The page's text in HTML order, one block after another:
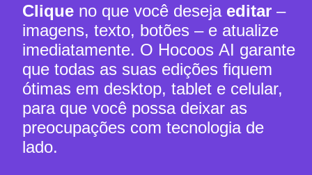
Clique no que você deseja editar –
imagens, texto, botões – e atualize
imediatamente. O Hocoos AI garante
que todas as suas edições fiquem
ótimas em desktop, tablet e celular,
para que você possa deixar as
preocupações com tecnologia de
lado.